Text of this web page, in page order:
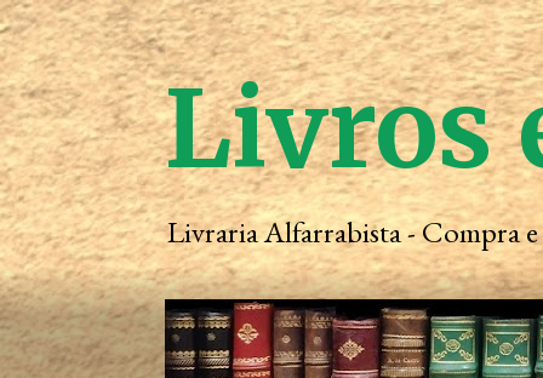
Livros
Livraria Alfarrabista - Compra